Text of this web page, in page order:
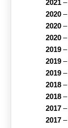
2021–
2020–
2020–
2020–
2019–
2019–
2019–
2018–
2018–
2017–
2017–